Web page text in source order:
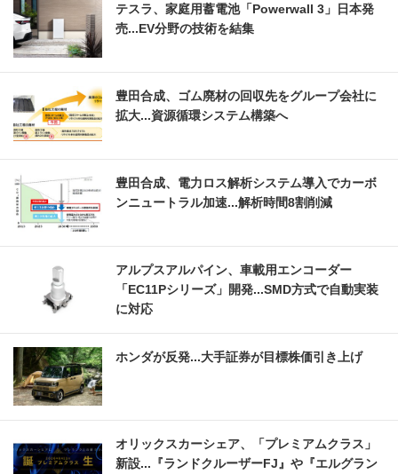
テスラ、家庭用蓄電池「Powerwall 3」日本発
売...EV分野の技術を結集
豊田合成、ゴム廃材の回収先をグループ会社に
拡大...資源循環システム構築へ
豊田合成、電力ロス解析システム導入でカーボ
ンニュートラル加速...解析時間8割削減
アルプスアルパイン、車載用エンコーダー
「EC11Pシリーズ」開発...SMD方式で自動実装
に対応
ホンダが反発...大手証券が目標株価引き上げ
オリックスカーシェア、「プレミアムクラス」
新設...『ランドクルーザーFJ』や『エルグラン